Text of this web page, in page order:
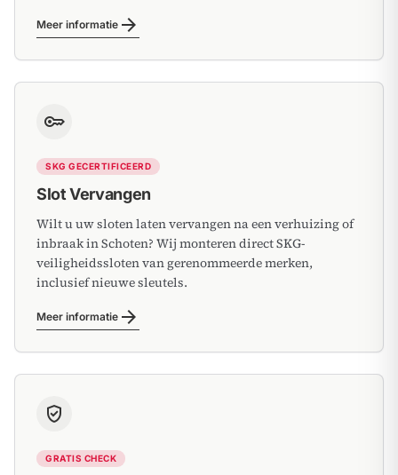
Meer informatie arrow_forward
key
SKG GECERTIFICEERD
Slot Vervangen
Wilt u uw sloten laten vervangen na een verhuizing of
inbraak in Schoten? Wij monteren direct SKG-
veiligheidssloten van gerenommeerde merken,
inclusief nieuwe sleutels.
Meer informatie arrow_forward
gpp_good
GRATIS CHECK